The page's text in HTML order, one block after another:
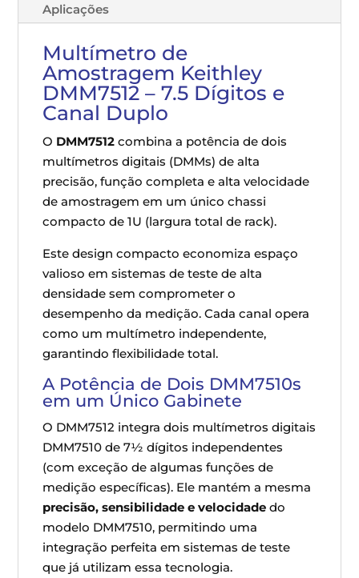
Aplicações
Multímetro de
Amostragem Keithley
DMM7512 – 7.5 Dígitos e
Canal Duplo
O DMM7512 combina a potência de dois
multímetros digitais (DMMs) de alta
precisão, função completa e alta velocidade
de amostragem em um único chassi
compacto de 1U (largura total de rack).
Este design compacto economiza espaço
valioso em sistemas de teste de alta
densidade sem comprometer o
desempenho da medição. Cada canal opera
como um multímetro independente,
garantindo flexibilidade total.
A Potência de Dois DMM7510s
em um Único Gabinete
O DMM7512 integra dois multímetros digitais
DMM7510 de 7½ dígitos independentes
(com exceção de algumas funções de
medição específicas). Ele mantém a mesma
precisão, sensibilidade e velocidade do
modelo DMM7510, permitindo uma
integração perfeita em sistemas de teste
que já utilizam essa tecnologia.